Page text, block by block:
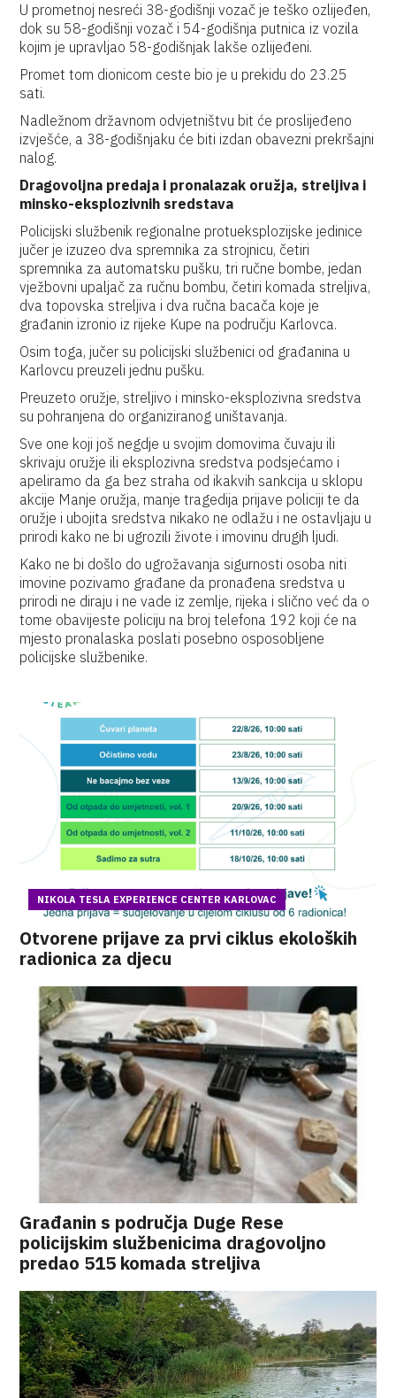
U prometnoj nesreći 38-godišnji vozač je teško ozlijeđen,
dok su 58-godišnji vozač i 54-godišnja putnica iz vozila
kojim je upravljao 58-godišnjak lakše ozlijeđeni.
Promet tom dionicom ceste bio je u prekidu do 23.25
sati.
Nadležnom državnom odvjetništvu bit će proslijeđeno
izvješće, a 38-godišnjaku će biti izdan obavezni prekršajni
nalog.
Dragovoljna predaja i pronalazak oružja, streljiva i
minsko-eksplozivnih sredstava
Policijski službenik regionalne protueksplozijske jedinice
jučer je izuzeo dva spremnika za strojnicu, četiri
spremnika za automatsku pušku, tri ručne bombe, jedan
vježbovni upaljač za ručnu bombu, četiri komada streljiva,
dva topovska streljiva i dva ručna bacača koje je
građanin izronio iz rijeke Kupe na području Karlovca.
Osim toga, jučer su policijski službenici od građanina u
Karlovcu preuzeli jednu pušku.
Preuzeto oružje, streljivo i minsko-eksplozivna sredstva
su pohranjena do organiziranog uništavanja.
Sve one koji još negdje u svojim domovima čuvaju ili
skrivaju oružje ili eksplozivna sredstva podsjećamo i
apeliramo da ga bez straha od ikakvih sankcija u sklopu
akcije Manje oružja, manje tragedija prijave policiji te da
oružje i ubojita sredstva nikako ne odlažu i ne ostavljaju u
prirodi kako ne bi ugrozili živote i imovinu drugih ljudi.
Kako ne bi došlo do ugrožavanja sigurnosti osoba niti
imovine pozivamo građane da pronađena sredstva u
prirodi ne diraju i ne vade iz zemlje, rijeka i slično već da o
tome obavijeste policiju na broj telefona 192 koji će na
mjesto pronalaska poslati posebno osposobljene
policijske službenike.
NIKOLA TESLA EXPERIENCE CENTER KARLOVAC
Otvorene prijave za prvi ciklus ekoloških
radionica za djecu
Građanin s područja Duge Rese
policijskim službenicima dragovoljno
predao 515 komada streljiva